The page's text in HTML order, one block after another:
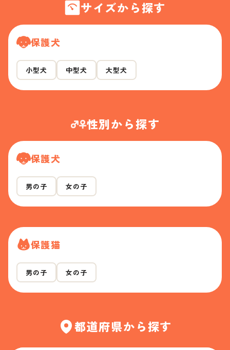
サイズから探す
保護犬
小型犬 中型犬 大型犬
性別から探す
保護犬
男の子 女の子
保護猫
男の子 女の子
都道府県から探す